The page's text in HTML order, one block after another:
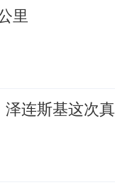
里
泽连斯基这次真